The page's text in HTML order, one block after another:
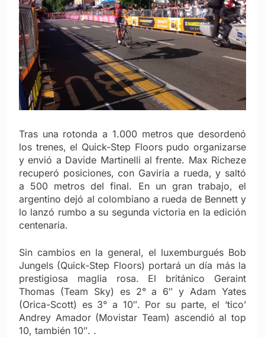
Tras una rotonda a 1.000 metros que desordenó
los trenes, el Quick-Step Floors pudo organizarse
y envió a Davide Martinelli al frente. Max Richeze
recuperó posiciones, con Gaviria a rueda, y saltó
a 500 metros del final. En un gran trabajo, el
argentino dejó al colombiano a rueda de Bennett y
lo lanzó rumbo a su segunda victoria en la edición
centenaria.
Sin cambios en la general, el luxemburgués Bob
Jungels (Quick-Step Floors) portará un día más la
prestigiosa maglia rosa. El británico Geraint
Thomas (Team Sky) es 2° a 6″ y Adam Yates
(Orica-Scott) es 3° a 10″. Por su parte, el ‘tico’
Andrey Amador (Movistar Team) ascendió al top
10, también 10″. .